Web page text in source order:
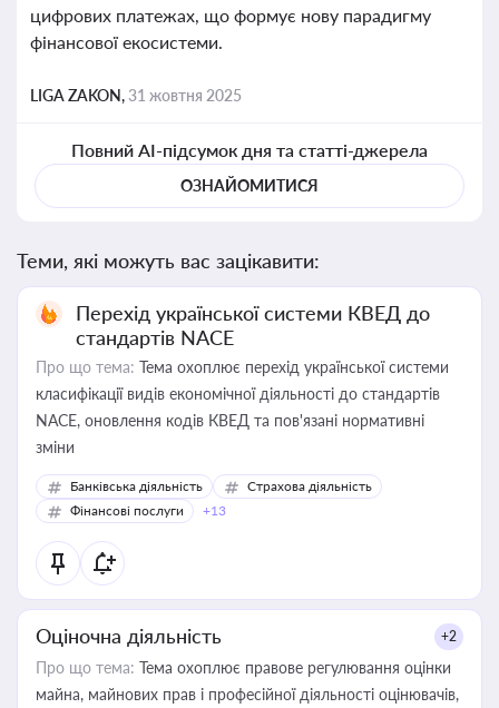
цифрових платежах, що формує нову парадигму
фінансової екосистеми.
LIGA ZAKON,31 жовтня 2025
Повний AI-підсумок дня та статті-джерела
ОЗНАЙОМИТИСЯ
Теми, які можуть вас зацікавити:
Перехід української системи КВЕД до
стандартів NACE
Про що тема: Тема охоплює перехід української системи
класифікації видів економічної діяльності до стандартів
NACE, оновлення кодів КВЕД та пов'язані нормативні
зміни
Банківська діяльність
Страхова діяльність
Фінансові послуги
+13
Оціночна діяльність +2
Про що тема: Тема охоплює правове регулювання оцінки
майна, майнових прав і професійної діяльності оцінювачів,